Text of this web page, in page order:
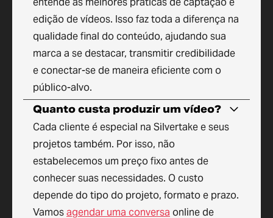
edição de vídeos. Isso faz toda a diferença na
qualidade final do conteúdo, ajudando sua
marca a se destacar, transmitir credibilidade
e conectar-se de maneira eficiente com o
público-alvo.
Quanto custa produzir um vídeo?
Cada cliente é especial na Silvertake e seus
projetos também. Por isso, não
estabelecemos um preço fixo antes de
conhecer suas necessidades. O custo
depende do tipo do projeto, formato e prazo.
Vamosagendar uma conversa online de